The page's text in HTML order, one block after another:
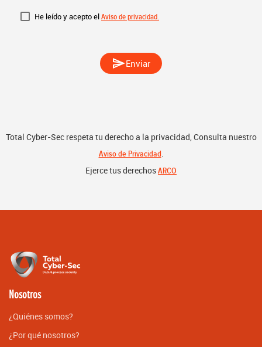
He leído y acepto elAviso de privacidad.
sendEnviar
Total Cyber-Sec respeta tu derecho a la privacidad, Consulta nuestro
Aviso de Privacidad
Ejerce tus derechosARCO
Nosotros
¿Quiénes somos?
¿Por qué nosotros?